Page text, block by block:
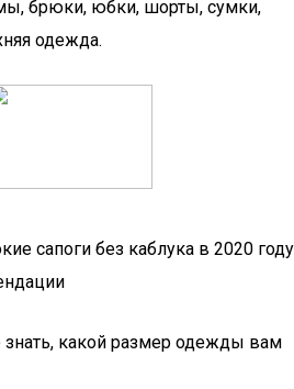
брюки, юбки, шорты, сумки,
одежда.
сапоги без каблука в 2020 году
знать, какой размер одежды вам